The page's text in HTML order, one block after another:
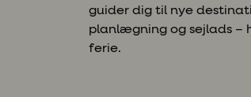
guider dig til nye
planlægning og sejlads –
ferie.